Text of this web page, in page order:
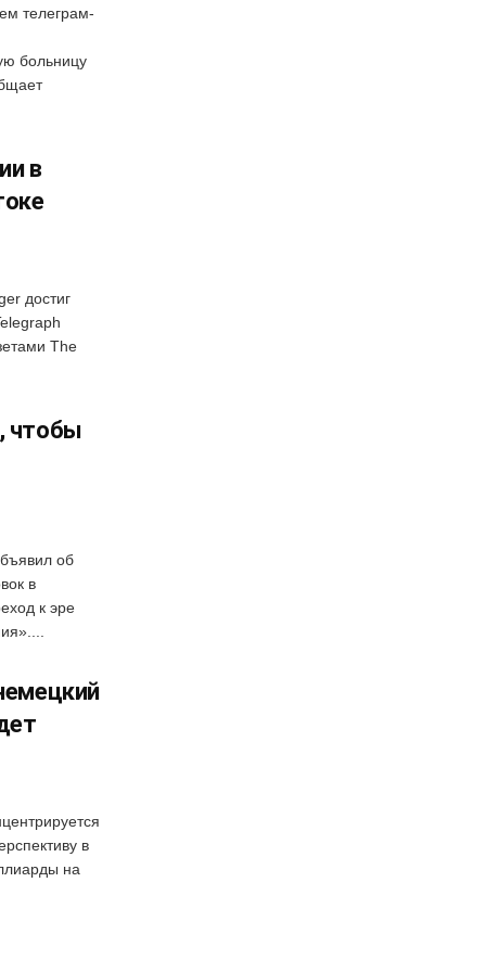
телеграм-
больницу
в
достиг
The
чтобы
об
в
к эре
в
на